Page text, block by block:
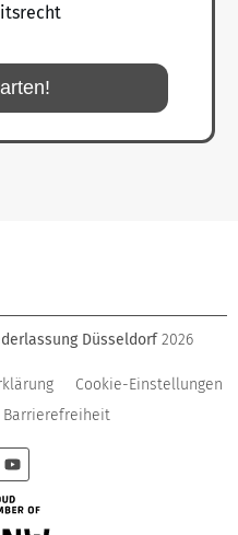
Düsseldorf 2026
Cookie-Einstellungen
Barrierefreiheit